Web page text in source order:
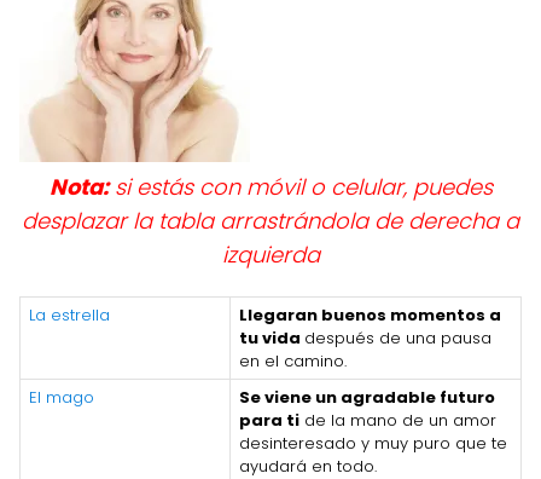
Nota:si estás con móvil o celular, puedes
desplazar la tabla arrastrándola de derecha a
izquierda
La estrella
Llegaran buenos momentos a
tu vida después de una pausa
en el camino.
El mago
Se viene un agradable futuro
para ti de la mano de un amor
desinteresado y muy puro que te
ayudará en todo.